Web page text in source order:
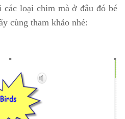
các loại chim mà ở đâu đó bé
cùng tham khảo nhé: